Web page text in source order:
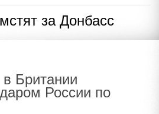
за Донбасс
Британии
России по